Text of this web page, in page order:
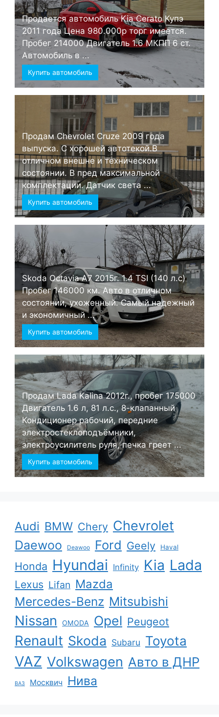
Продается автомобиль Kia Cerato Купэ
2011 года Цена 980.000р торг имеется.
Пробег 214000 Двигатель 1.6 МКПП 6 ст.
Автомобиль в ...
Купить автомобиль
Продам Chevrolet Cruze 2009 года
выпуска. С хорошей автотекой.В
отличном внешне и техническом
состоянии. В пред максимальной
комплектации. Датчик света ...
Купить автомобиль
Skoda Octavia А7 2015г. 1.4 TSI (140 л.с)
Пробег 146000 км. Авто в отличном
состоянии, ухоженный. Самый надежный
и экономичный ...
Купить автомобиль
Продам Lada Kalina 2012г., пробег 175000
Двигатель 1.6 л, 81 л.с., 8-клапанный
Кондиционер рабочий, передние
электростеклоподъёмники,
электроусилитель руля, печка греет ...
Купить автомобиль
Audi BMW Chery Chevrolet
Daewoo Deawoo Ford Geely Haval
Honda Hyundai Infinity Kia Lada
Lexus Lifan Mazda
Mercedes-Benz Mitsubishi
Nissan OMODA Opel Peugeot
Renault Skoda Subaru Toyota
VAZ Volkswagen Авто в ДНР
ВАЗ Москвич Нива